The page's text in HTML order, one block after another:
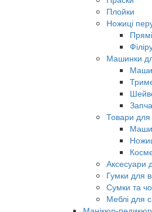
Плойки
Ножиці
Машинки
Товари для
Аксесуари
Гумки для
Сумки та
Меблі для